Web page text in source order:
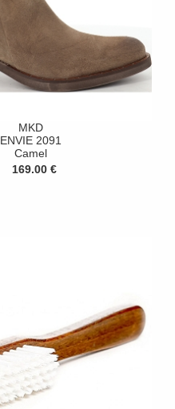
MKD
ENVIE 2091
Camel
169.00 €